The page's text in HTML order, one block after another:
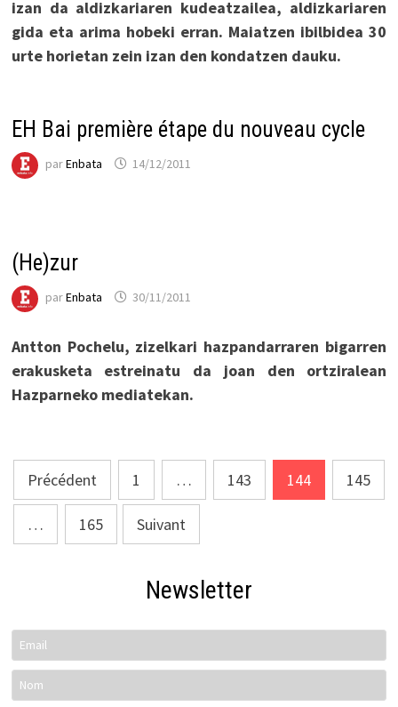
izan da aldizkariaren kudeatzailea, aldizkariaren
gida eta arima hobeki erran. Maiatzen ibilbidea 30
urte horietan zein izan den kondatzen dauku.
EH Bai première étape du nouveau cycle
parEnbata 14/12/2011
(He)zur
parEnbata 30/11/2011
Antton Pochelu, zizelkari hazpandarraren bigarren
erakusketa estreinatu da joan den ortziralean
Hazparneko mediatekan.
Pagination
des
publications
Précédent 1 … 143 144 145
… 165 Suivant
Newsletter